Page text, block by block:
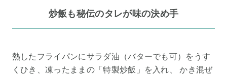
炒飯も秘伝のタレが味の決め手
熱したフライパンにサラダ油（バターでも可）をうす
くひき、凍ったままの「特製炒飯」を入れ、 かき混ぜ